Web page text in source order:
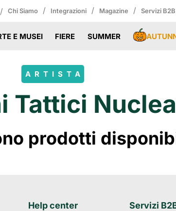
/ Chi Siamo / Integrazioni / Magazine / Servizi B2B
E MUSEI FIERE SUMMER
ARTISTA
Tattici
prodotti
Help center Servizi